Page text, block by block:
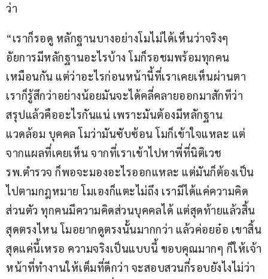
ว่า
“เราก็รอดู หลักฐานบางอย่างโมไม่ได้เห็นว่าจริงๆ
อัยการมีหลักฐานอะไรบ้าง โมก็รอชมพร้อมทุกคน
เหมือนกัน แต่ว่าอะไรก่อนหน้านี้ที่เราเคยเห็นผ่านตา
เราก็รู้สึกว่าอย่างน้อยมันจะได้คลี่คลายออกมาสักทีว่า
สรุปแล้วคืออะไรกันแน่ เพราะมันต้องมีหลักฐาน
แวดล้อม บุคคล โมว่ามันซับซ้อน โมก็เข้าใจแหละ แต่
จากแผลที่เคยเห็น จากที่เราเข้าไปหาพี่ที่นิติเวช
รพ.ตำรวจ ก็พอจะมองอะไรออกแหละ แต่มันก็ต้องเป็น
ไปตามกฎหมาย โมเองก็แตะไม่ถึง เรามีได้แค่ความคิด
ส่วนตัว ทุกคนมีความคิดส่วนบุคคลได้ แต่สุดท้ายแล้วสิ้น
สุดตรงไหน โมอยากดูตรงนั้นมากกว่า แล้วค่อยอ๋อ เขาสิ้น
สุดแค่นี้เหรอ ความจริงเป็นแบบนี้ ขอบคุณมากๆ ก็ให้เจ้า
หน้าที่ทำงานให้เต็มที่ดีกว่า จะสอบสวนกี่รอบยังไงไม่ว่า